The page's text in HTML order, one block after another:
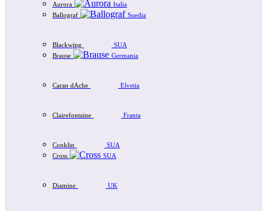
Aurora
Italia
Ballograf
Suedia
Blackwing
SUA
Brause
Germania
Caran dAche Elvetia
Clairefontaine Franta
Conklin
SUA
Cross
SUA
Diamine UK